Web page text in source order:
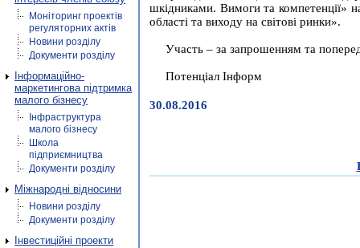
Моніторинг проектів
регуляторних актів
Новини розділу
Документи розділу
Інформаційно-
маркетингова підтримка
малого бізнесу
Інфраструктура
малого бізнесу
Школа
підприємництва
Документи розділу
Міжнародні відносини
Новини розділу
Документи розділу
Інвестиційні проекти
шкідниками. Вимоги та компетенції»
області та виходу на світові ринки».
Участь – за запрошенням та
Потенціал Інформ
30.08.2016